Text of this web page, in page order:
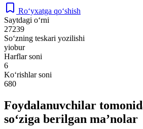
Ro‘yxatga qo‘shish
Saytdagi o‘rni
27239
So‘zning teskari yozilishi
yiobur
Harflar soni
6
Ko‘rishlar soni
680
Foydalanuvchilar
so‘ziga berilgan ma’nolar